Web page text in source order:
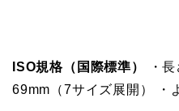
ISO規格（国際標準）
・
69mm（7サイズ展開） ・